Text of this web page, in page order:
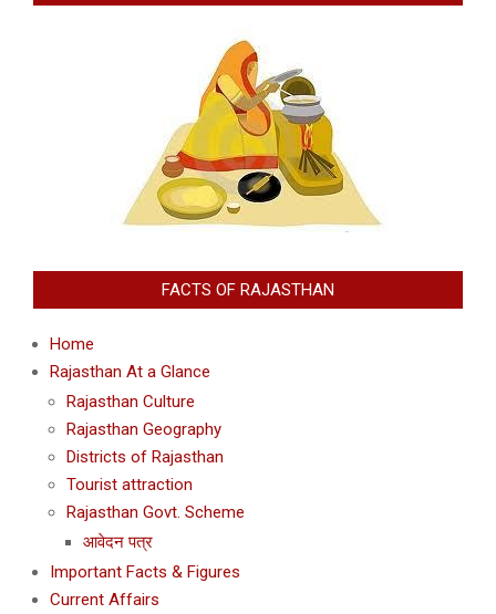
FACTS OF RAJASTHAN
Home
Rajasthan At a Glance
Rajasthan Culture
Rajasthan Geography
Districts of Rajasthan
Tourist attraction
Rajasthan Govt. Scheme
आवेदन पत्र
Important Facts & Figures
Current Affairs